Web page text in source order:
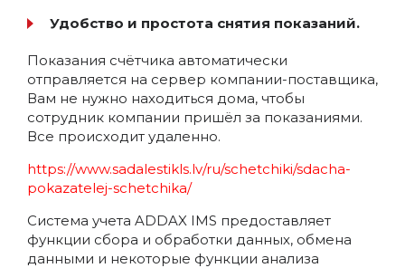
Удобство и простота снятия показаний.
Показания счётчика автоматически
отправляется на сервер компании-поставщика,
Вам не нужно находиться дома, чтобы
сотрудник компании пришёл за показаниями.
Все происходит удаленно.
https://www.sadalestikls.lv/ru/schetchiki/sdacha-
pokazatelej-schetchika/
Система учета ADDAX IMS предоставляет
функции сбора и обработки данных, обмена
данными и некоторые функции анализа